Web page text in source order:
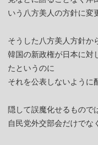
いう八方美人の方針に変
そうした八方美人方針か
韓国の新政権が日本に対
たというのに
それを公表しないように
隠して誤魔化せるもので
自民党外交部会だけでな